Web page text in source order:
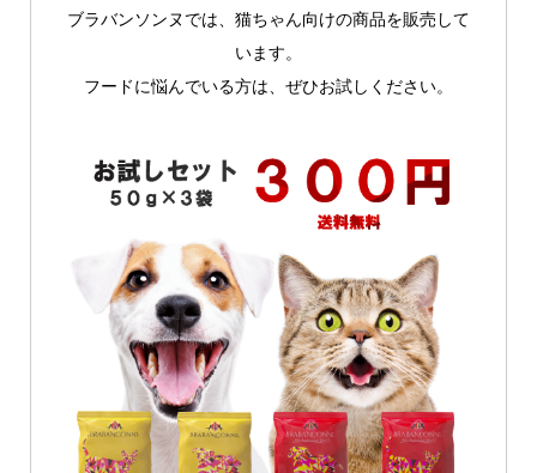
ブラバンソンヌでは、猫ちゃん向けの商品を販売して
います。
フードに悩んでいる方は、ぜひお試しください。